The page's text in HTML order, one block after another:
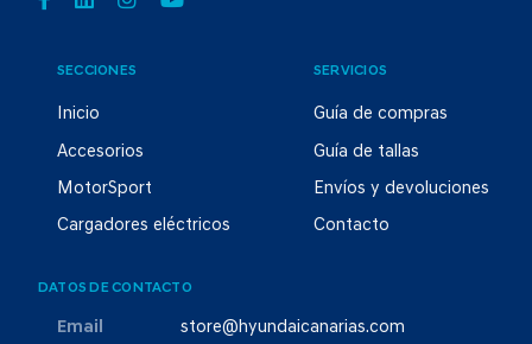
SECCIONES
Inicio
Accesorios
MotorSport
Cargadores eléctricos
SERVICIOS
Guía de compras
Guía de tallas
Envíos y devoluciones
Contacto
DATOS DE CONTACTO
Email store@hyundaicanarias.com